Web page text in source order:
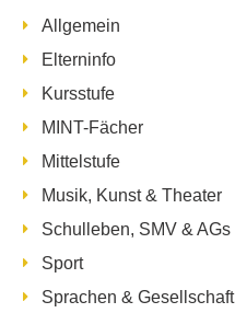
Allgemein
Elterninfo
Kursstufe
MINT-Fächer
Mittelstufe
Musik, Kunst & Theater
Schulleben, SMV & AGs
Sport
Sprachen & Gesellschaft